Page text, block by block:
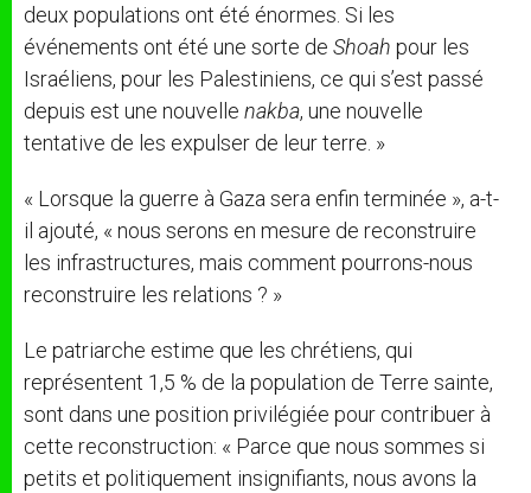
deux populations ont été énormes. Si les
événements ont été une sorte de Shoah pour les
Israéliens, pour les Palestiniens, ce qui s’est passé
depuis est une nouvelle nakba, une nouvelle
tentative de les expulser de leur terre. »
« Lorsque la guerre à Gaza sera enfin terminée », a-t-
il ajouté, « nous serons en mesure de reconstruire
les infrastructures, mais comment pourrons-nous
reconstruire les relations ? »
Le patriarche estime que les chrétiens, qui
représentent 1,5 % de la population de Terre sainte,
sont dans une position privilégiée pour contribuer à
cette reconstruction: « Parce que nous sommes si
petits et politiquement insignifiants, nous avons la